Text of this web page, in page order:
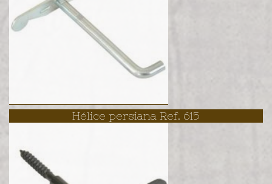
Hélice persiana Ref. 615